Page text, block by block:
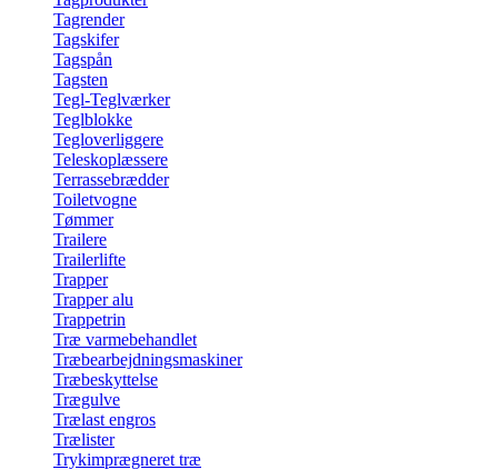
Tagrender
Tagskifer
Tagspån
Tagsten
Tegl-Teglværker
Teglblokke
Tegloverliggere
Teleskoplæssere
Terrassebrædder
Toiletvogne
Tømmer
Trailere
Trailerlifte
Trapper
Trapper alu
Trappetrin
Træ varmebehandlet
Træbearbejdningsmaskiner
Træbeskyttelse
Trægulve
Trælast engros
Trælister
Trykimprægneret træ